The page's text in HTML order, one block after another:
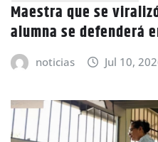
Maestra que se
alumna se defenderá
noticias Jul 10,